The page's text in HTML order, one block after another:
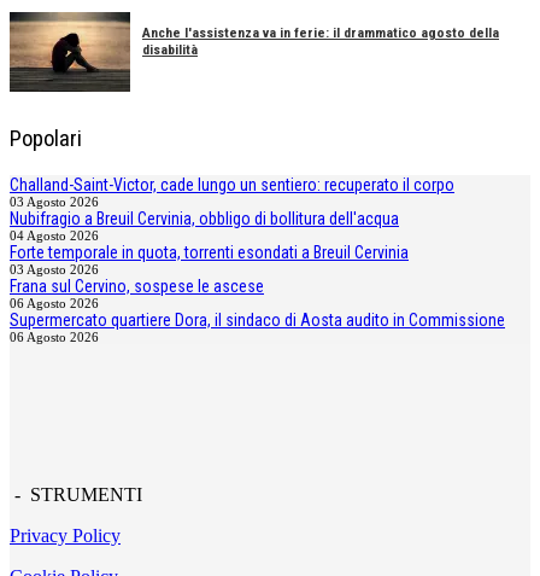
Anche l'assistenza va in ferie: il drammatico agosto della
disabilità
Popolari
Challand-Saint-Victor, cade lungo un sentiero: recuperato il corpo
03 Agosto 2026
Nubifragio a Breuil Cervinia, obbligo di bollitura dell'acqua
04 Agosto 2026
Forte temporale in quota, torrenti esondati a Breuil Cervinia
03 Agosto 2026
Frana sul Cervino, sospese le ascese
06 Agosto 2026
Supermercato quartiere Dora, il sindaco di Aosta audito in Commissione
06 Agosto 2026
- STRUMENTI
Privacy Policy